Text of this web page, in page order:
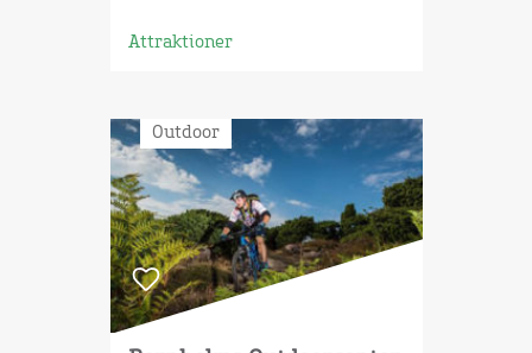
Attraktioner
Outdoor